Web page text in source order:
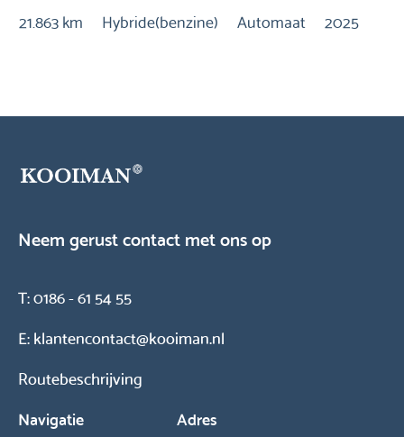
21.863 km Hybride(benzine) Automaat 2025
Neem gerust contact met ons op
T:0186 - 61 54 55
E:klantencontact@kooiman.nl
Routebeschrijving
Navigatie
Adres